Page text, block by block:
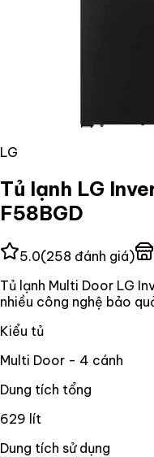
LG
Tủ lạnh LG
F58BGD
5.0(258 đánh giá)
Tủ lạnh Multi Door LG
nhiều công nghệ bảo
Kiểu tủ
Multi Door - 4 cánh
Dung tích tổng
629 lít
Dung tích sử dụng